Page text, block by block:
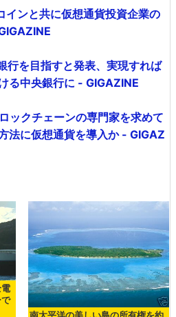
ンと共に仮想通貨投資企業の
行を目指すと発表、実現すれば
る中央銀行に - GIGAZINE
ックチェーンの専門家を求めて
法に仮想通貨を導入か - GIGAZ